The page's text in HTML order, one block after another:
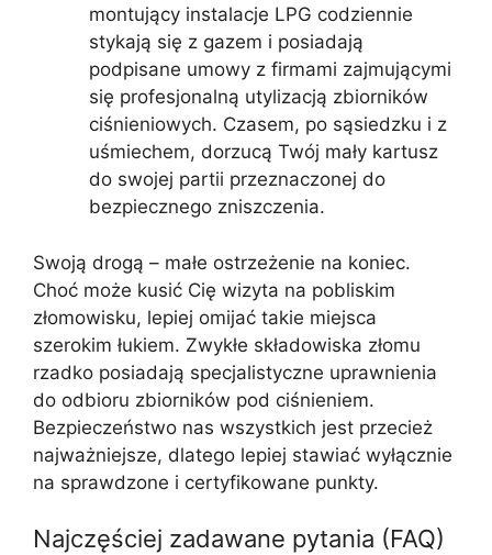
montujący instalacje LPG codziennie
stykają się z gazem i posiadają
podpisane umowy z firmami zajmującymi
się profesjonalną utylizacją zbiorników
ciśnieniowych. Czasem, po sąsiedzku i z
uśmiechem, dorzucą Twój mały kartusz
do swojej partii przeznaczonej do
bezpiecznego zniszczenia.
Swoją drogą – małe ostrzeżenie na koniec.
Choć może kusić Cię wizyta na pobliskim
złomowisku, lepiej omijać takie miejsca
szerokim łukiem. Zwykłe składowiska złomu
rzadko posiadają specjalistyczne uprawnienia
do odbioru zbiorników pod ciśnieniem.
Bezpieczeństwo nas wszystkich jest przecież
najważniejsze, dlatego lepiej stawiać wyłącznie
na sprawdzone i certyfikowane punkty.
Najczęściej zadawane pytania (FAQ)